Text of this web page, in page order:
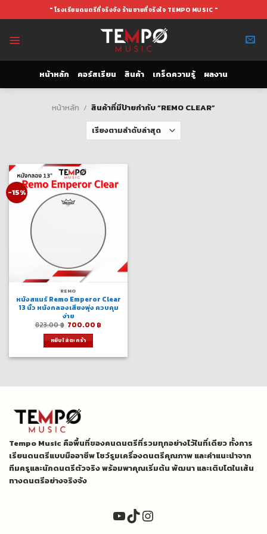
to
" โรงเรียนดนตรีที่จริงจัง ร้านขายที่จริงใจ TEMPO MUSIC "
หน้าหลัก คอร์สเรียน สินค้า เกร็ดความรู้ ผลงาน
หน้าหลัก / สินค้าที่มีป้ายกำกับ “REMO CLEAR”
-15%
REMO
หนังสแนร์ Remo Emperor Clear
13 นิ้ว หนังกลองเสียงพุ่ง ควบคุม
ง่าย
823.00฿ Original
was:
823.00 ฿.
700.00 ฿
หยิบใส่ตะกร้า
Tempo Music คือพื้นที่ของคนดนตรีที่รวมทุกอย่างไว้ในที่เดียว ทั้งการ
เรียนดนตรีแบบมืออาชีพ โชว์รูมเครื่องดนตรีคุณภาพ และคำแนะนำจาก
ทีมครูและนักดนตรีตัวจริง พร้อมพาคุณเริ่มต้น พัฒนา และเติบโตในเส้น
ทางดนตรีอย่างจริงจัง
YouTube
TikTok
Instagram